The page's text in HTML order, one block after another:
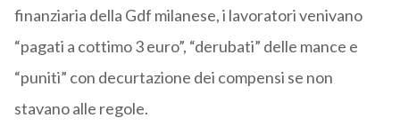
finanziaria della Gdf milanese, i lavoratori venivano
“pagati a cottimo 3 euro”, “derubati” delle mance e
“puniti” con decurtazione dei compensi se non
stavano alle regole.